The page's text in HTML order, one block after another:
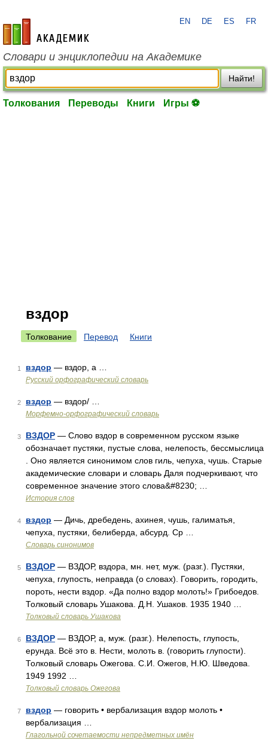
academic.ru
EN DE ES FR
Словари и энциклопедии на Академике
Найти!
Толкования Переводы Книги Игры ⚽
вздор
Толкование Перевод Книги
1 вздор — вздор, а …
Русский орфографический словарь
2 вздор — вздор/ …
Морфемно-орфографический словарь
3 ВЗДОР — Слово вздор в современном русском языке
обозначает пустяки, пустые слова, нелепость, бессмыслица
. Оно является синонимом слов гиль, чепуха, чушь. Старые
академические словари и словарь Даля подчеркивают, что
современное значение этого слова&#8230; …
История слов
4 вздор — Дичь, дребедень, ахинея, чушь, галиматья,
чепуха, пустяки, белиберда, абсурд. Ср …
Словарь синонимов
5 ВЗДОР — ВЗДОР, вздора, мн. нет, муж. (разг.). Пустяки,
чепуха, глупость, неправда (о словах). Говорить, городить,
пороть, нести вздор. «Да полно вздор молоть!» Грибоедов.
Толковый словарь Ушакова. Д.Н. Ушаков. 1935 1940 …
Толковый словарь Ушакова
6 ВЗДОР — ВЗДОР, а, муж. (разг.). Нелепость, глупость,
ерунда. Всё это в. Нести, молоть в. (говорить глупости).
Толковый словарь Ожегова. С.И. Ожегов, Н.Ю. Шведова.
1949 1992 …
Толковый словарь Ожегова
7 вздор — говорить • вербализация вздор молоть •
вербализация …
Глагольной сочетаемости непредметных имён